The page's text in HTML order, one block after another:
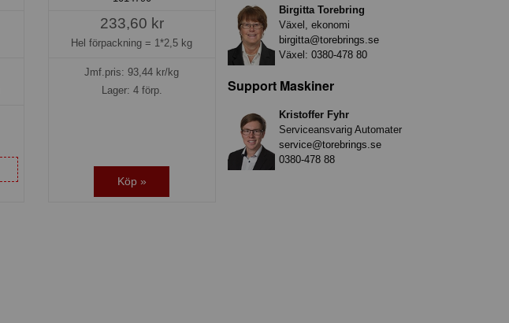
233,60 kr
Hel förpackning = 1*2,5 kg
Jmf.pris:93,44 kr/kg
Lager: 4 förp.
Köp »
Birgitta Torebring
Växel, ekonomi
birgitta@torebrings.se
Växel: 0380-478 80
Support Maskiner
Kristoffer Fyhr
Serviceansvarig Automater
service@torebrings.se
0380-478 88